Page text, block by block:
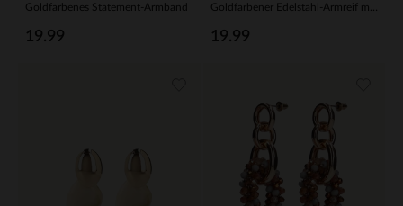
Goldfarbenes Statement-Armband
19.99 19.99